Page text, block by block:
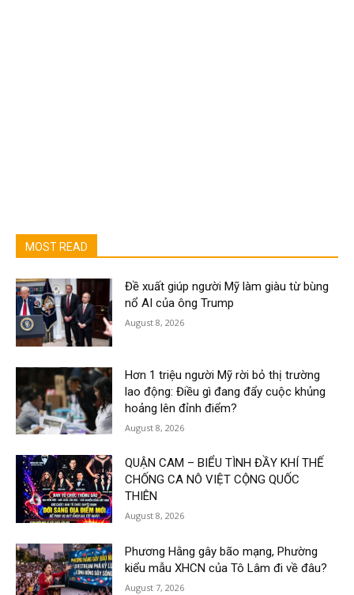
MOST READ
Đề xuất giúp người Mỹ làm giàu từ bùng
nổ AI của ông Trump
August 8, 2026
Hơn 1 triệu người Mỹ rời bỏ thị trường
lao động: Điều gì đang đẩy cuộc khủng
hoảng lên đỉnh điểm?
August 8, 2026
QUẬN CAM – BIỂU TÌNH ĐẦY KHÍ THẾ
CHỐNG CA NÔ VIỆT CỘNG QUỐC
THIÊN
August 8, 2026
Phương Hằng gây bão mạng, Phường
kiểu mẫu XHCN của Tô Lâm đi về đâu?
August 7, 2026